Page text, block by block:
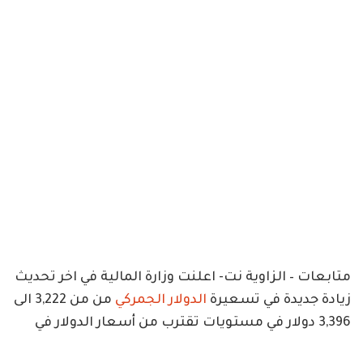
متابعات – الزاوية نت- اعلنت وزارة المالية في اخر تحديث
زيادة جديدة في تسعيرة الدولار الجمركي
من من 3,222 الى
3,396 دولار في مستويات تقترب من أسعار الدولار في